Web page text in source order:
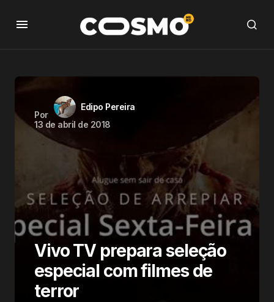
Por
Edipo Pereira
13 de abril de 2018
Vivo TV prepara seleção
especial com filmes de
terror